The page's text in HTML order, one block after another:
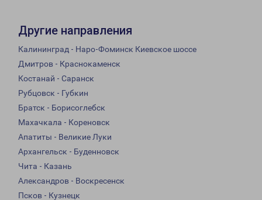
Другие направления
Калининград - Наро-Фоминск Киевское шоссе
Дмитров - Краснокаменск
Костанай - Саранск
Рубцовск - Губкин
Братск - Борисоглебск
Махачкала - Кореновск
Апатиты - Великие Луки
Архангельск - Буденновск
Чита - Казань
Александров - Воскресенск
Псков - Кузнецк